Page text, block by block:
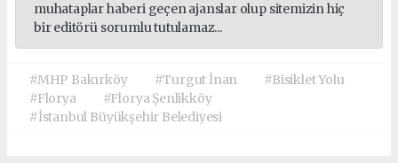
muhataplar haberi geçen ajanslar olup sitemizin hiç
bir editörü sorumlu tutulamaz...
#MHP Bakırköy #Turgut İnan
#Bisiklet Yolu
#Florya
#Florya Şenlikköy
#İstanbul Büyükşehir Belediyesi